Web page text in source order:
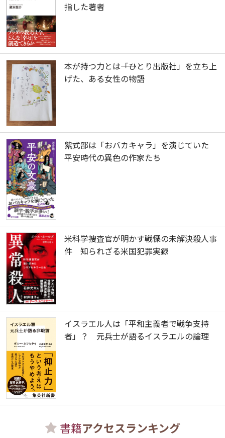
指した著者
本が持つ力とは――「ひとり出版社」を立ち上
げた、ある女性の物語
紫式部は「おバカキャラ」を演じていた
平安時代の異色の作家たち
米科学捜査官が明かす戦慄の未解決殺人事
件 知られざる米国犯罪実録
イスラエル人は「平和主義者で戦争支持
者」？ 元兵士が語るイスラエルの論理
書籍アクセスランキング